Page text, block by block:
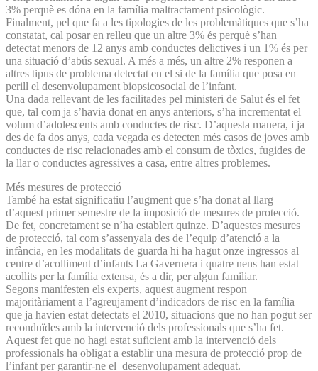
3% perquè es dóna en la família maltractament psicològic.
Finalment, pel que fa a les tipologies de les problemàtiques que s’ha
constatat, cal posar en relleu que un altre 3% és perquè s’han
detectat menors de 12 anys amb conductes delictives i un 1% és per
una situació d’abús sexual. A més a més, un altre 2% responen a
altres tipus de problema detectat en el si de la família que posa en
perill el desenvolupament bio­psicosocial de l’infant.
Una dada rellevant de les facilitades pel ministeri de Salut és el fet
que, tal com ja s’havia donat en anys anteriors, s’ha incrementat el
volum d’adolescents amb conductes de risc. D’aquesta manera, i ja
des de fa dos anys, cada vegada es detecten més casos de joves amb
conductes de risc relacionades amb el consum de tòxics, fugides de
la llar o conductes agressives a casa, entre altres problemes.
Més mesures de protecció
També ha estat significatiu l’augment que s’ha donat al llarg
d’aquest primer semestre de la imposició de mesures de protecció.
De fet, concretament se n’ha establert quinze. D’aquestes mesures
de protecció, tal com s’assenyala des de l’equip d’atenció a la
infància, en les modalitats de guarda hi ha hagut onze ingressos al
centre d’acolliment d’infants La Gavernera i quatre nens han estat
acollits per la família extensa, és a dir, per algun familiar.
Segons manifesten els experts, aquest augment respon
majoritàriament a l’agreujament d’indicadors de risc en la família
que ja havien estat detectats el 2010, situacions que no han pogut ser
reconduïdes amb la intervenció dels professionals que s’ha fet.
Aquest fet que no hagi estat suficient amb la intervenció dels
professionals ha obligat a establir una mesura de protecció prop de
l’infant per garantir-ne el desenvolupament adequat.